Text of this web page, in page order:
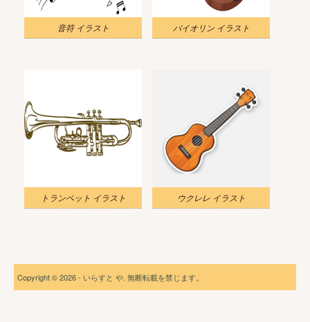
音符 イラスト バイオリン イラスト
トランペット イラスト ウクレレ イラスト
Copyright © 2026 - いらすと や. 無断転載を禁じます。